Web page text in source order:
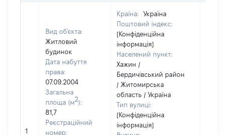
1
Вид об'єкта:
Житловий
будинок
Дата набуття
права:
07.09.2004
Загальна
площа (м2):
81,7
Реєстраційний
номер:
Країна:
Україна
Поштовий індекс:
[Конфіденційна
інформація]
Населений пункт:
Хажин /
Бердичівський район
/ Житомирська
область / Україна
Тип вулиці:
[Конфіденційна
інформація]